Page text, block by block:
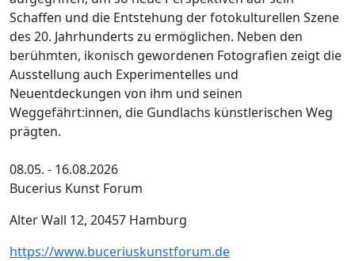
Schaffen und die Entstehung der fotokulturellen Szene
des 20. Jahrhunderts zu ermöglichen. Neben den
berühmten, ikonisch gewordenen Fotografien zeigt die
Ausstellung auch Experimentelles und
Neuentdeckungen von ihm und seinen
Weggefährt:innen, die Gundlachs künstlerischen Weg
prägten.
08.05. - 16.08.2026
Bucerius Kunst Forum
Alter Wall 12, 20457 Hamburg
https://www.buceriuskunstforum.de